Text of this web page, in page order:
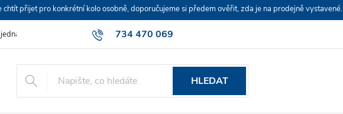
přijet pro konkrétní kolo osobně, doporučujeme si předem ověřit, zda je na prodejně vystavené.
734 470 069
HLEDAT